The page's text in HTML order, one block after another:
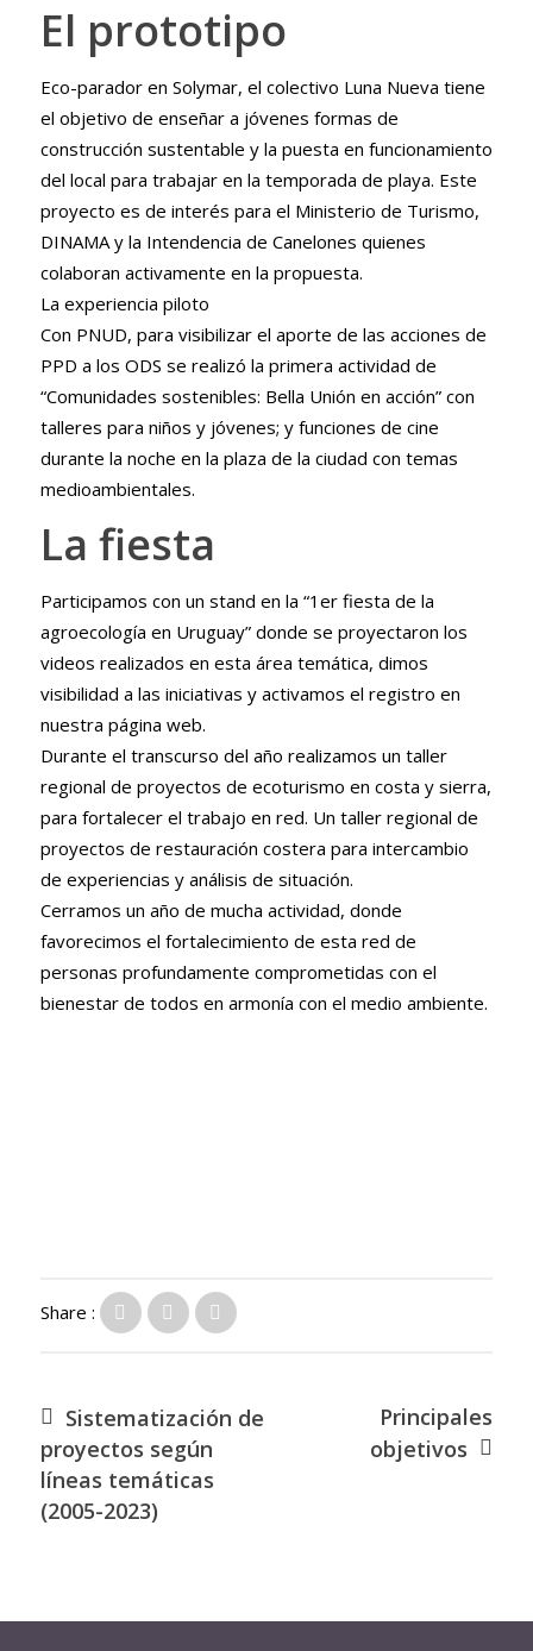
El prototipo
Eco-parador en Solymar, el colectivo Luna Nueva tiene
el objetivo de enseñar a jóvenes formas de
construcción sustentable y la puesta en funcionamiento
del local para trabajar en la temporada de playa. Este
proyecto es de interés para el Ministerio de Turismo,
DINAMA y la Intendencia de Canelones quienes
colaboran activamente en la propuesta.
La experiencia piloto
Con PNUD, para visibilizar el aporte de las acciones de
PPD a los ODS se realizó la primera actividad de
“Comunidades sostenibles: Bella Unión en acción” con
talleres para niños y jóvenes; y funciones de cine
durante la noche en la plaza de la ciudad con temas
medioambientales.
La fiesta
Participamos con un stand en la “1er fiesta de la
agroecología en Uruguay” donde se proyectaron los
videos realizados en esta área temática, dimos
visibilidad a las iniciativas y activamos el registro en
nuestra página web.
Durante el transcurso del año realizamos un taller
regional de proyectos de ecoturismo en costa y sierra,
para fortalecer el trabajo en red. Un taller regional de
proyectos de restauración costera para intercambio
de experiencias y análisis de situación.
Cerramos un año de mucha actividad, donde
favorecimos el fortalecimiento de esta red de
personas profundamente comprometidas con el
bienestar de todos en armonía con el medio ambiente.
Share :
Sistematización de
proyectos según
líneas temáticas
(2005-2023)
Principales
objetivos